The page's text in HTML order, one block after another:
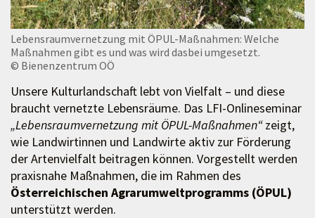
Lebensraumvernetzung mit ÖPUL-Maßnahmen: Welche
Maßnahmen gibt es und was wird dasbei umgesetzt.
© Bienenzentrum OÖ
Unsere Kulturlandschaft lebt von Vielfalt – und diese
braucht vernetzte Lebensräume. Das LFI-Onlineseminar
„Lebensraumvernetzung mit ÖPUL-Maßnahmen“zeigt,
wie Landwirtinnen und Landwirte aktiv zur Förderung
der Artenvielfalt beitragen können. Vorgestellt werden
praxisnahe Maßnahmen, die im Rahmen des
Österreichischen Agrarumweltprogramms (ÖPUL)
unterstützt werden.